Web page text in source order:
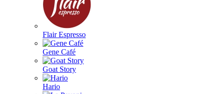
Flair Espresso
Gene Café
Goat Story
Hario